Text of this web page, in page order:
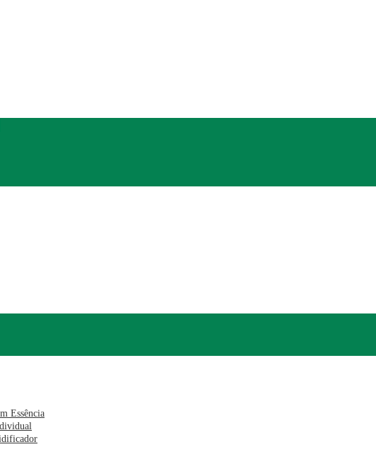
Essência